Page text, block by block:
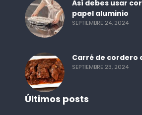
Así debes usar
papel aluminio
SEPTIEMBRE 24, 2024
Carré de cordero
SEPTIEMBRE 23, 2024
Últimos posts